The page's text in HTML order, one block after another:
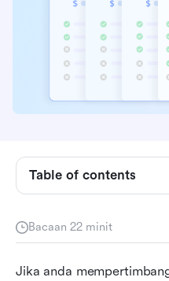
Bacaan 22 minit
Jika anda
Table of contents
Memecahkan pelan
Menavigasi tambahan
Nutshell
Kelebihan dan